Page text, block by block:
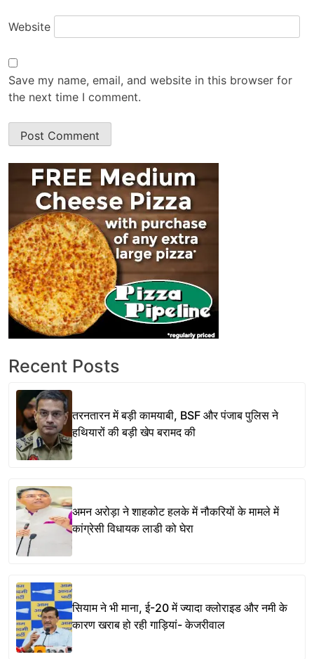
Website
Save my name, email, and website in this browser for
the next time I comment.
Recent Posts
तरनतारन में बड़ी कामयाबी, BSF और पंजाब पुलिस ने
हथियारों की बड़ी खेप बरामद की
अमन अरोड़ा ने शाहकोट हलके में नौकरियों के मामले में
कांग्रेसी विधायक लाडी को घेरा
सियाम ने भी माना, ई-20 में ज्यादा क्लोराइड और नमी के
कारण खराब हो रही गाड़ियां- केजरीवाल